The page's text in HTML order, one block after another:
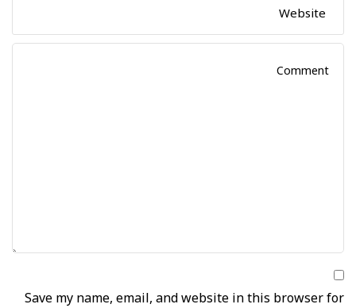
Save my name, email, and website in this browser for